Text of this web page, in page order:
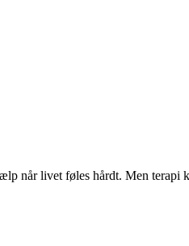
når livet føles hårdt. Men terapi